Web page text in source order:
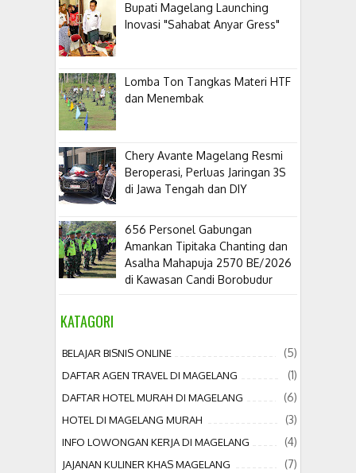
Bupati Magelang Launching
Inovasi "Sahabat Anyar Gress"
Lomba Ton Tangkas Materi HTF
dan Menembak
​Chery Avante Magelang Resmi
Beroperasi, Perluas Jaringan 3S
di Jawa Tengah dan DIY
656 Personel Gabungan
Amankan Tipitaka Chanting dan
Asalha Mahapuja 2570 BE/2026
di Kawasan Candi Borobudur
KATAGORI
BELAJAR BISNIS ONLINE (5)
DAFTAR AGEN TRAVEL DI MAGELANG (1)
DAFTAR HOTEL MURAH DI MAGELANG (6)
HOTEL DI MAGELANG MURAH (3)
INFO LOWONGAN KERJA DI MAGELANG (4)
JAJANAN KULINER KHAS MAGELANG (7)